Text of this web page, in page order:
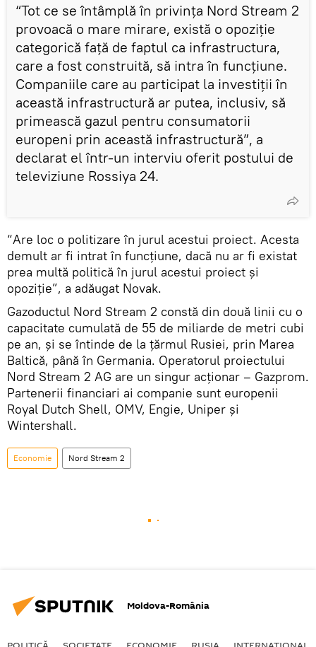
“Tot ce se întâmplă în privința Nord Stream 2
provoacă o mare mirare, există o opoziție
categorică față de faptul ca infrastructura,
care a fost construită, să intra în funcțiune.
Companiile care au participat la investiții în
această infrastructură ar putea, inclusiv, să
primească gazul pentru consumatorii
europeni prin această infrastructură”, a
declarat el într-un interviu oferit postului de
televiziune Rossiya 24.
“Are loc o politizare în jurul acestui proiect. Acesta
demult ar fi intrat în funcțiune, dacă nu ar fi existat
prea multă politică în jurul acestui proiect și
opoziție”, a adăugat Novak.
Gazoductul Nord Stream 2 constă din două linii cu o
capacitate cumulată de 55 de miliarde de metri cubi
pe an, și se întinde de la țărmul Rusiei, prin Marea
Baltică, până în Germania. Operatorul proiectului
Nord Stream 2 AG are un singur acționar – Gazprom.
Partenerii financiari ai companie sunt europenii
Royal Dutch Shell, OMV, Engie, Uniper și
Wintershall.
Economie Nord Stream 2
Moldova-România